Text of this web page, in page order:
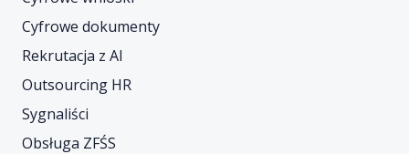
Cyfrowe dokumenty
Rekrutacja z AI
Outsourcing HR
Sygnaliści
Obsługa ZFŚS